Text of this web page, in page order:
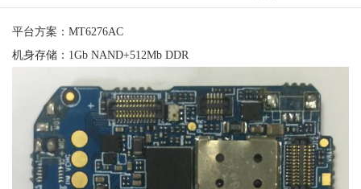
平台方案：MT6276AC
机身存储：1Gb NAND+512Mb DDR